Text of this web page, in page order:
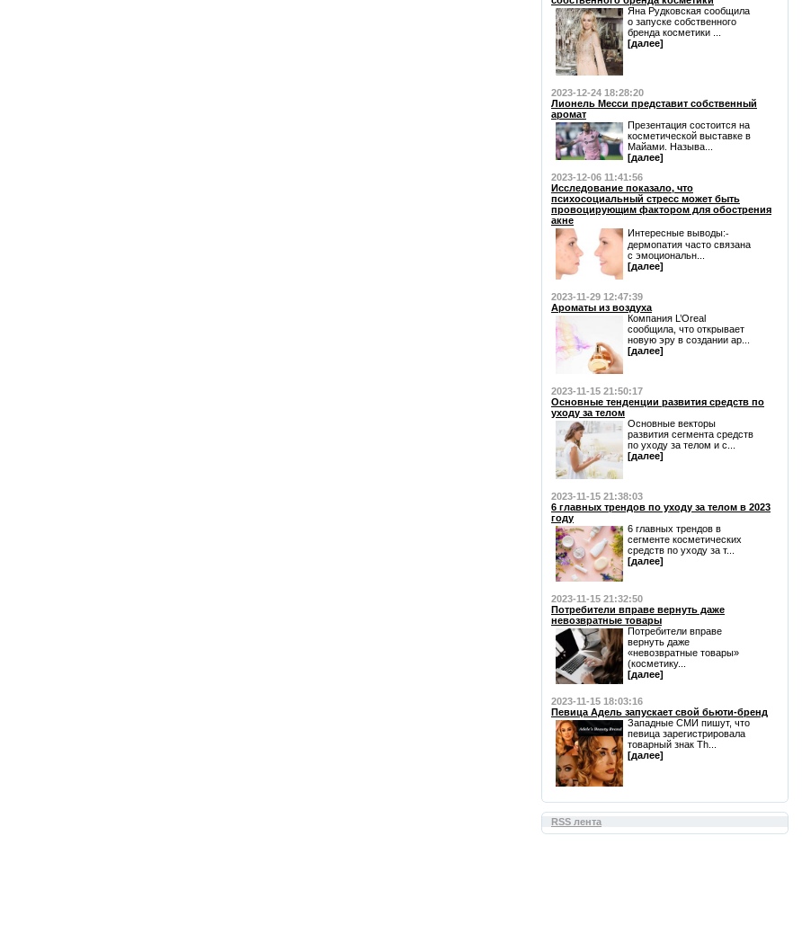
Яна Рудковская сообщила
о запуске собственного
бренда косметики ...
[далее]
2023-12-24 18:28:20
Лионель Месси представит собственный
аромат
Презентация состоится на
косметической выставке в
Майами. Называ...
[далее]
2023-12-06 11:41:56
Исследование показало, что
психосоциальный стресс может быть
провоцирующим фактором для обострения
акне
Интересные выводы:⁃
дермопатия часто связана
с эмоциональн...
[далее]
2023-11-29 12:47:39
Ароматы из воздуха
Компания L’Oreal
сообщила, что открывает
новую эру в создании ар...
[далее]
2023-11-15 21:50:17
Основные тенденции развития средств по
уходу за телом
Основные векторы
развития сегмента средств
по уходу за телом и с...
[далее]
2023-11-15 21:38:03
6 главных трендов по уходу за телом в 2023
году
6 главных трендов в
сегменте косметических
средств по уходу за т...
[далее]
2023-11-15 21:32:50
Потребители вправе вернуть даже
невозвратные товары
Потребители вправе
вернуть даже
«невозвратные товары»
(косметику...
[далее]
2023-11-15 18:03:16
Певица Адель запускает свой бьюти-бренд
Западные СМИ пишут, что
певица зарегистрировала
товарный знак Th...
[далее]
RSS лента